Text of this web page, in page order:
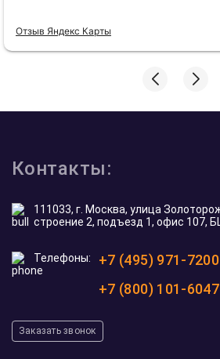
Отзыв Яндекс Карты
Контакты:
111033, г. Москва, улица
строение 2, подъезд 1, офис 107,
Телефоны:
+7 (495) 971-7200
+7 (800) 101-6047
Заказать звонок